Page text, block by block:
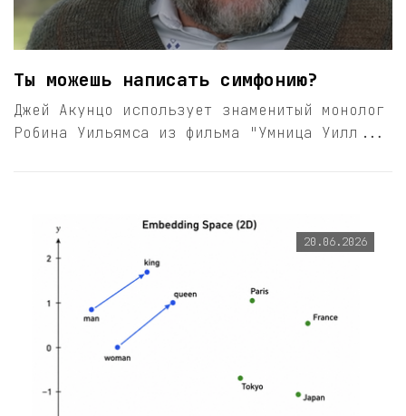
Ты можешь написать симфонию?
Джей Акунцо использует знаменитый монолог
Робина Уильямса из фильма "Умница Уилл...
20.06.2026